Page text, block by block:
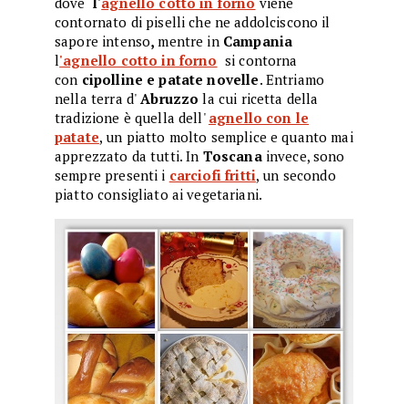
contornato di piselli che ne addolciscono il
sapore intenso,mentre in Campania
l'agnello cotto in forno si contorna
con cipolline e patate novelle. Entriamo
nella terra d' Abruzzo la cui ricetta della
tradizione è quella dell' agnello con le
patate, un piatto molto semplice e quanto mai
apprezzato da tutti. In Toscana invece, sono
sempre presenti i carciofi fritti, un secondo
piatto consigliato ai vegetariani.